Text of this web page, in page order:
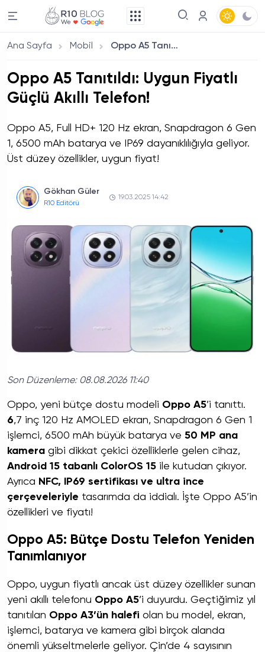
Ana Sayfa Mobil Oppo A5 Tanıtıldı: Uygun Fiyatlı Güçlü Akıllı Telefon!
Oppo A5 Tanıtıldı: Uygun Fiyatlı
Güçlü Akıllı Telefon!
Oppo A5, Full HD+ 120 Hz ekran, Snapdragon 6 Gen
1, 6500 mAh batarya ve IP69 dayanıklılığıyla geliyor.
Üst düzey özellikler, uygun fiyat!
Gökhan Güler
R10 Editörü
19.03.2025 14:42
Son Düzenleme: 08.08.2026 11:40
Oppo, yeni bütçe dostu modeli Oppo A5’i tanıttı.
6,7 inç 120 Hz AMOLED ekran, Snapdragon 6 Gen 1
işlemci, 6500 mAh büyük batarya ve 50 MP ana
kamera gibi dikkat çekici özelliklerle gelen cihaz,
Android 15 tabanlı ColorOS 15 ile kutudan çıkıyor.
Ayrıca NFC, IP69 sertifikası ve ultra ince
çerçeveleriyle tasarımda da iddialı. İşte Oppo A5’in
özellikleri ve fiyatı!
Oppo A5: Bütçe Dostu Telefon Yeniden
Tanımlanıyor
Oppo, uygun fiyatlı ancak üst düzey özellikler sunan
yeni akıllı telefonu Oppo A5’i duyurdu. Geçtiğimiz yıl
tanıtılan Oppo A3’ün halefi olan bu model, ekran,
işlemci, batarya ve kamera gibi birçok alanda
önemli yükseltmelerle geliyor. Çin’de 4 sayısının